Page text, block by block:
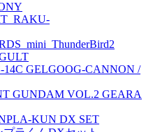
GELGOOG-CANNON /
GUNDAM VOL.2 GEARA
KUN DX SET